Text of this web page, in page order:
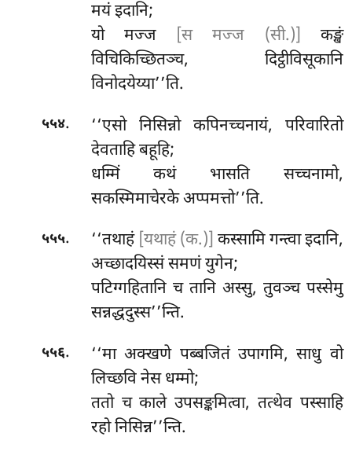
मयं इदानि;
यो मज्ज
[स मज्ज (सी.)] कङ्खं
विचिकिच्छितञ्च, दिट्ठीविसूकानि
विनोदयेय्या’’ति.
५५४.
‘‘एसो निसिन्नो कपिनच्चनायं, परिवारितो
देवताहि बहूहि;
धम्मिंकथं भासति सच्चनामो,
सकस्मिमाचेरके अप्पमत्तो’’ति.
५५५. ‘‘तथाहं [यथाहं (क.)] कस्सामि गन्त्वा इदानि,
अच्छादयिस्सं समणं युगेन;
पटिग्गहितानि च तानि अस्सु, तुवञ्च पस्सेमु
सन्नद्धदुस्स’’न्ति.
५५६.
‘‘मा अक्खणे पब्बजितं उपागमि, साधु वो
लिच्छवि नेस धम्मो;
ततो च काले उपसङ्कमित्वा, तत्थेव पस्साहि
रहो निसिन्न’’न्ति.